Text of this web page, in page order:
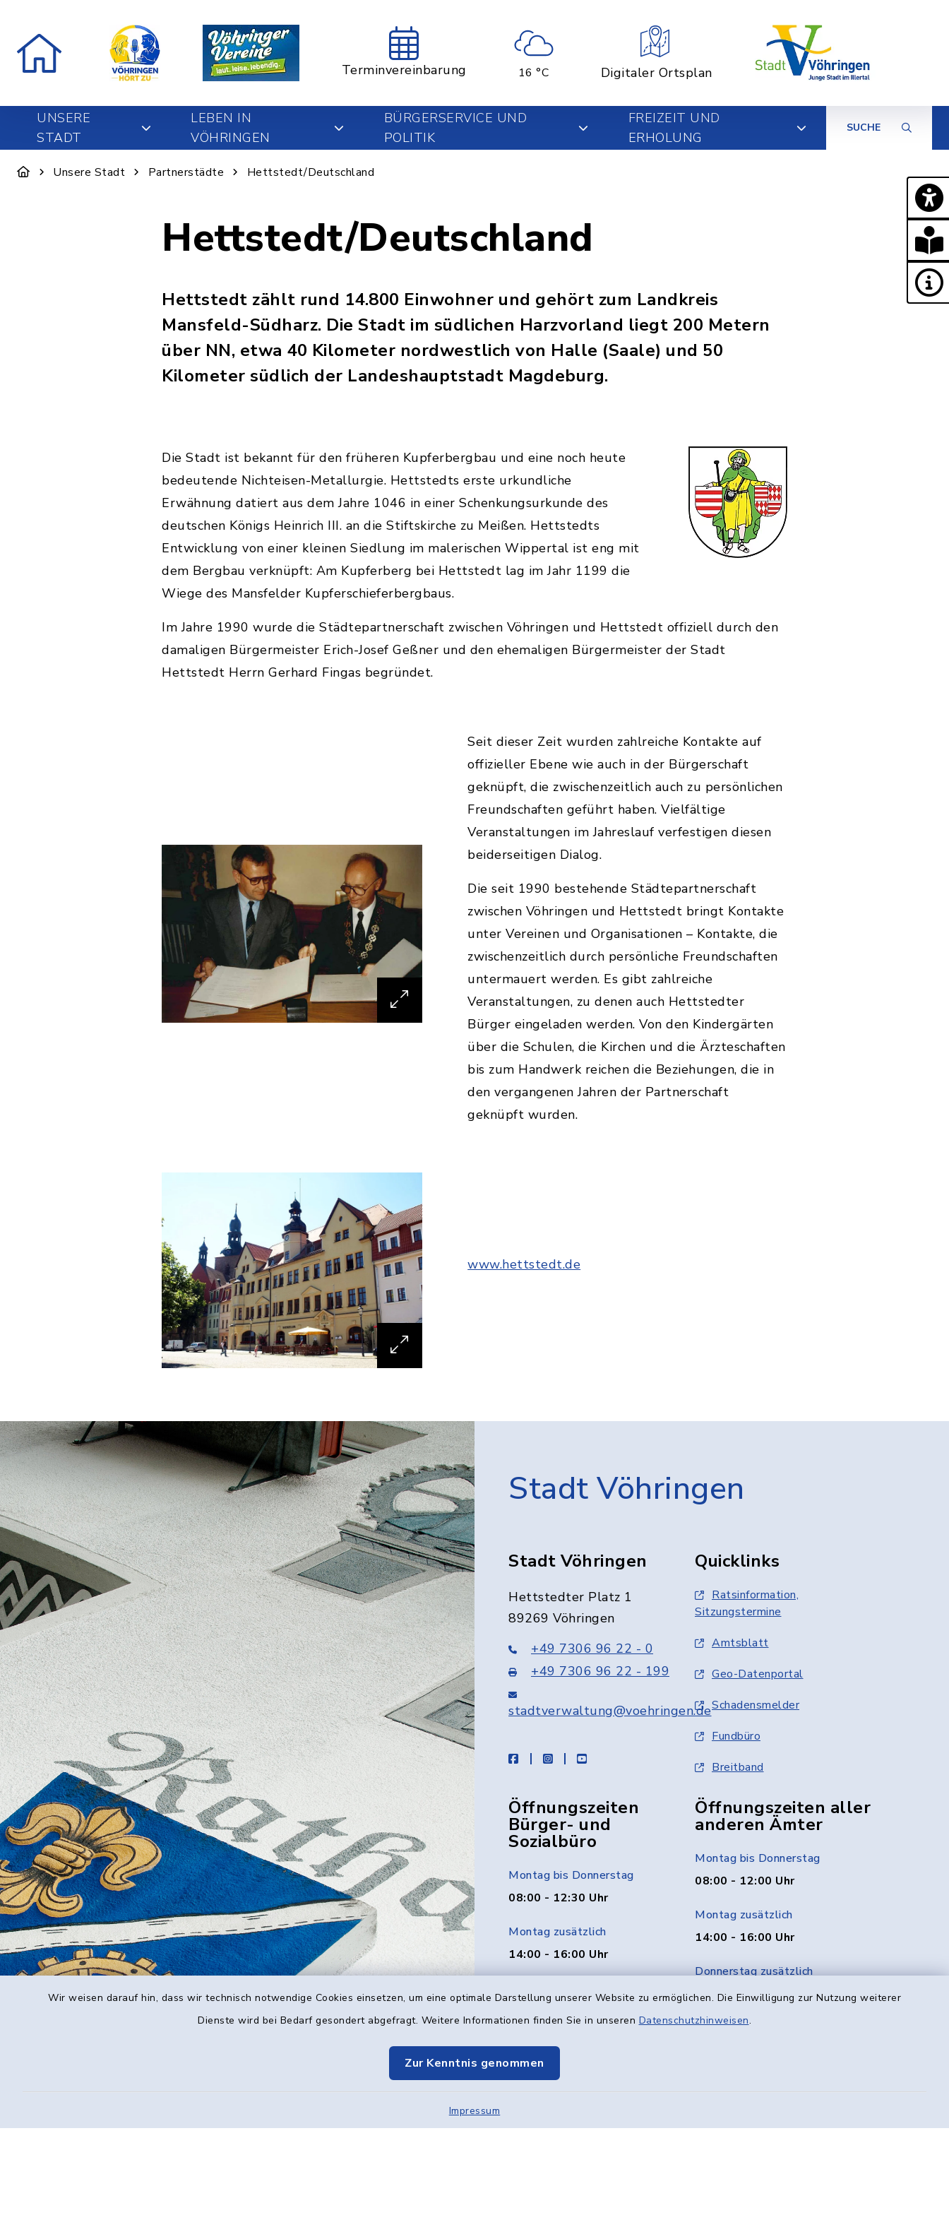
Wir weisen darauf hin, dass wir technisch notwendige Cookies einsetzen, um eine optimale Darstellung unserer Website zu ermöglichen. Die Einwilligung zur Nutzung weiterer
Dienste wird bei Bedarf gesondert abgefragt. Weitere Informationen finden Sie in unseren Datenschutzhinweisen.
Zur Kenntnis genommen
Impressum
Terminvereinbarung 16 °C Digitaler Ortsplan
UNSERE
STADT
LEBEN IN
VÖHRINGEN
BÜRGERSERVICE UND
POLITIK
FREIZEIT UND
ERHOLUNG
SUCHE
Unsere Stadt Partnerstädte Hettstedt/Deutschland
Hettstedt/Deutschland
Hettstedt zählt rund 14.800 Einwohner und gehört zum Landkreis
Mansfeld-Südharz. Die Stadt im südlichen Harzvorland liegt 200 Metern
über NN, etwa 40 Kilometer nordwestlich von Halle (Saale) und 50
Kilometer südlich der Landeshauptstadt Magdeburg.
Die Stadt ist bekannt für den früheren Kupferbergbau und eine noch heute
bedeutende Nichteisen-Metallurgie. Hettstedts erste urkundliche
Erwähnung datiert aus dem Jahre 1046 in einer Schenkungsurkunde des
deutschen Königs Heinrich III. an die Stiftskirche zu Meißen. Hettstedts
Entwicklung von einer kleinen Siedlung im malerischen Wippertal ist eng mit
dem Bergbau verknüpft: Am Kupferberg bei Hettstedt lag im Jahr 1199 die
Wiege des Mansfelder Kupferschieferbergbaus.
Im Jahre 1990 wurde die Städtepartnerschaft zwischen Vöhringen und Hettstedt offiziell durch den
damaligen Bürgermeister Erich-Josef Geßner und den ehemaligen Bürgermeister der Stadt
Hettstedt Herrn Gerhard Fingas begründet.
Seit dieser Zeit wurden zahlreiche Kontakte auf
offizieller Ebene wie auch in der Bürgerschaft
geknüpft, die zwischenzeitlich auch zu persönlichen
Freundschaften geführt haben. Vielfältige
Veranstaltungen im Jahreslauf verfestigen diesen
beiderseitigen Dialog.
Die seit 1990 bestehende Städtepartnerschaft
zwischen Vöhringen und Hettstedt bringt Kontakte
unter Vereinen und Organisationen – Kontakte, die
zwischenzeitlich durch persönliche Freundschaften
untermauert werden. Es gibt zahlreiche
Veranstaltungen, zu denen auch Hettstedter
Bürger eingeladen werden. Von den Kindergärten
über die Schulen, die Kirchen und die Ärzteschaften
bis zum Handwerk reichen die Beziehungen, die in
den vergangenen Jahren der Partnerschaft
geknüpft wurden.
www.hettstedt.de
Stadt Vöhringen
Stadt Vöhringen
Hettstedter Platz 1
89269 Vöhringen
+49 7306 96 22 - 0
+49 7306 96 22 - 199
stadtverwaltung@voehringen.de
facebookinstagramyoutube
Quicklinks
Ratsinformation,
Sitzungstermine
Amtsblatt
Geo-Datenportal
Schadensmelder
Fundbüro
Breitband
Öffnungszeiten
Bürger- und
Sozialbüro
Montag bis Donnerstag
08:00 - 12:30 Uhr
Montag zusätzlich
14:00 - 16:00 Uhr
Freitag
08:00 - 12:00 Uhr
Öffnungszeiten aller
anderen Ämter
Montag bis Donnerstag
08:00 - 12:00 Uhr
Montag zusätzlich
14:00 - 16:00 Uhr
Donnerstag zusätzlich
14:00 - 18:00 Uhr
Freitag